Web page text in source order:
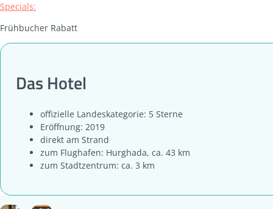
Specials:
Frühbucher Rabatt
Das Hotel
offizielle Landeskategorie: 5 Sterne
Eröffnung: 2019
direkt am Strand
zum Flughafen: Hurghada, ca. 43 km
zum Stadtzentrum: ca. 3 km